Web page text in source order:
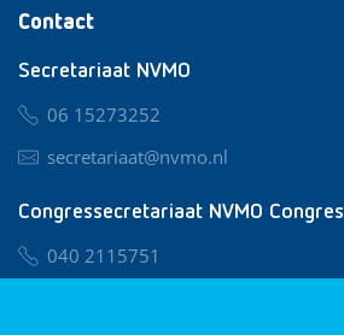
Contact
Secretariaat NVMO
06 15273252
secretariaat@nvmo.nl
Congressecretariaat NVMO Congres
040 2115751